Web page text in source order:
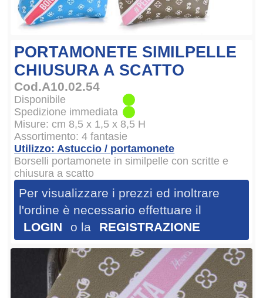
PORTAMONETE SIMILPELLE
CHIUSURA A SCATTO
Cod.A10.02.54
Disponibile
Spedizione immediata
Misure: cm 8,5 x 1,5 x 8,5 H
Assortimento: 4 fantasie
Utilizzo: Astuccio / portamonete
Borselli portamonete in similpelle con scritte e
chiusura a scatto
Per visualizzare i prezzi ed inoltrare
l'ordine è necessario effettuare il
LOGIN
o la REGISTRAZIONE